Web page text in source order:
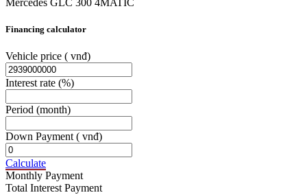
Financing calculator
Vehicle price ( vnđ)
Interest rate (%)
Period (month)
Down Payment ( vnđ)
Calculate
Monthly Payment
Total Interest Payment